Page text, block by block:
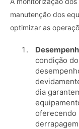
manutenção dos
optimizar as
condição
dia
oferecendo